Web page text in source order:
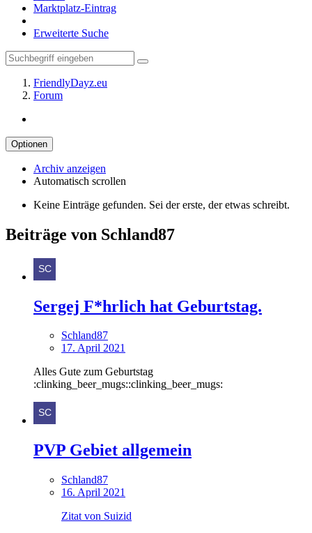
Marktplatz-Eintrag
Erweiterte Suche
FriendlyDayz.eu
Forum
Optionen
Archiv anzeigen
Automatisch scrollen
Keine Einträge gefunden. Sei der erste, der etwas schreibt.
Beiträge von Schland87
Sergej F*hrlich hat Geburtstag.
Schland87
17. April 2021
Alles Gute zum Geburtstag
:clinking_beer_mugs::clinking_beer_mugs:
PVP Gebiet allgemein
Schland87
16. April 2021
Zitat von Suizid